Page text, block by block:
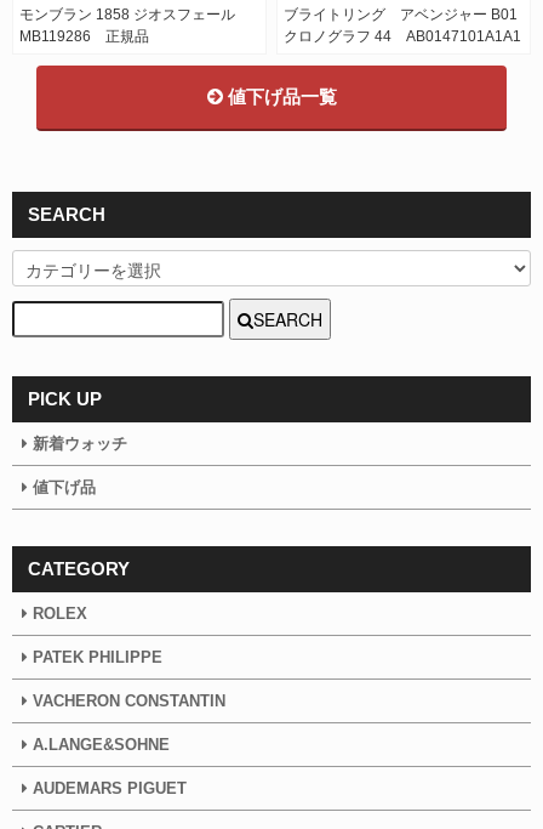
モンブラン 1858 ジオスフェール
MB119286 正規品
ブライトリング アベンジャー B01
クロノグラフ 44 AB0147101A1A1
値下げ品一覧
SEARCH
SEARCH
PICK UP
新着ウォッチ
値下げ品
CATEGORY
ROLEX
PATEK PHILIPPE
VACHERON CONSTANTIN
A.LANGE&SOHNE
AUDEMARS PIGUET